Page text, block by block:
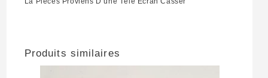
Produits similaires